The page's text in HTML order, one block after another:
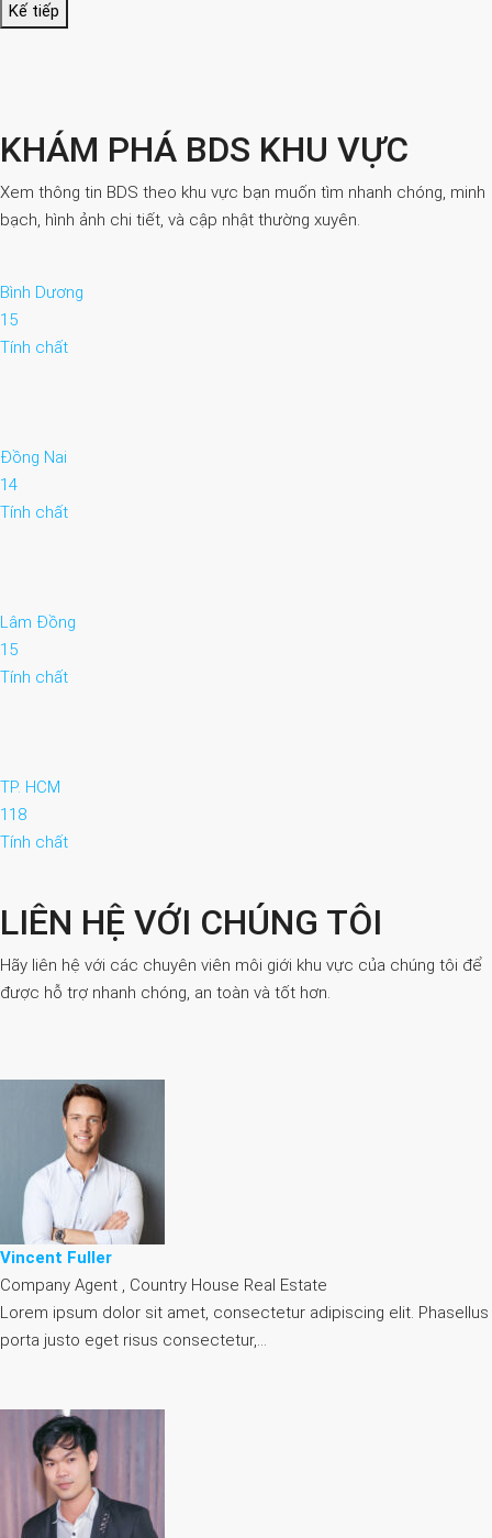
Kế tiếp
KHÁM PHÁ BDS KHU VỰC
Xem thông tin BDS theo khu vực bạn muốn tìm nhanh chóng, minh
bạch, hình ảnh chi tiết, và cập nhật thường xuyên.
Bình Dương
15
Tính chất
Đồng Nai
14
Tính chất
Lâm Đồng
15
Tính chất
TP. HCM
118
Tính chất
LIÊN HỆ VỚI CHÚNG TÔI
Hãy liên hệ với các chuyên viên môi giới khu vực của chúng tôi để
được hỗ trợ nhanh chóng, an toàn và tốt hơn.
Vincent Fuller
Company Agent , Country House Real Estate
Lorem ipsum dolor sit amet, consectetur adipiscing elit. Phasellus
porta justo eget risus consectetur,…